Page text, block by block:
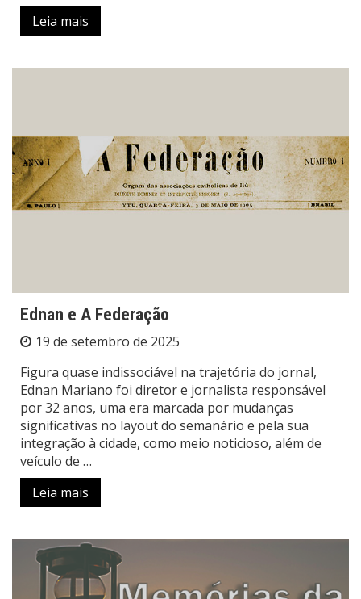
Leia mais
Ednan e A Federação
19 de setembro de 2025
Figura quase indissociável na trajetória do jornal,
Ednan Mariano foi diretor e jornalista responsável
por 32 anos, uma era marcada por mudanças
significativas no layout do semanário e pela sua
integração à cidade, como meio noticioso, além de
veículo de …
Leia mais